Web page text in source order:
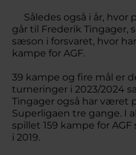
Således også i år, hvor
går til Frederik Tingager,
sæson i forsvaret, hvor
kampe for AGF.
39 kampe og fire mål er
turneringer i 2023/2024
Tingager også har været
Superligaen tre gange. I
spillet 159 kampe for
i 2019.